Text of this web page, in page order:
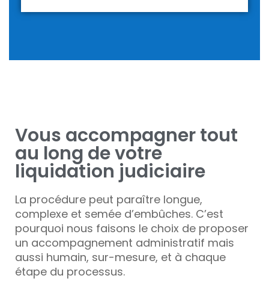
Vous accompagner tout
au long de votre
liquidation judiciaire
La procédure peut paraître longue,
complexe et semée d’embûches. C’est
pourquoi nous faisons le choix de proposer
un accompagnement administratif mais
aussi humain, sur-mesure, et à chaque
étape du processus.